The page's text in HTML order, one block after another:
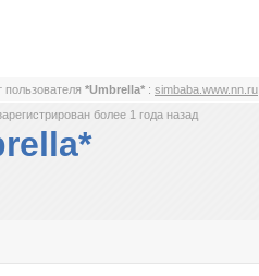
*Umbrella* : simbaba.www.nn.ru
более 1 года назад